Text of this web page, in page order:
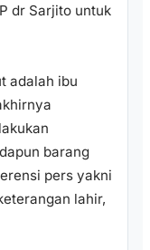
dr Sarjito untuk
adalah ibu
barang
pers yakni
lahir,